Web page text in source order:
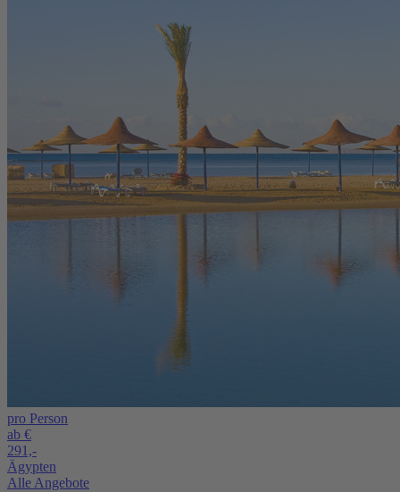
pro Person
ab €
291,-
Ägypten
Alle Angebote